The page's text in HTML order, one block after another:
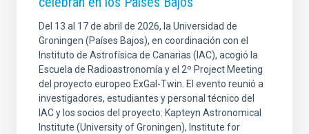
Del 13 al 17 de abril de 2026, la Universidad de
Groningen (Países Bajos), en coordinación con el
Instituto de Astrofísica de Canarias (IAC), acogió la
Escuela de Radioastronomía y el 2º Project Meeting
del proyecto europeo ExGal-Twin. El evento reunió a
investigadores, estudiantes y personal técnico del
IAC y los socios del proyecto: Kapteyn Astronomical
Institute (University of Groningen), Institute for